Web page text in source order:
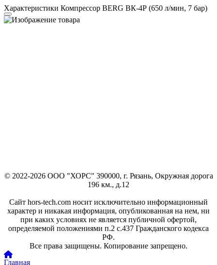
Характеристики Компрессор BERG ВК-4Р (650 л/мин, 7 бар)
© 2022-2026 ООО "ХОРС" 390000, г. Рязань, Окружная дорога
196 км., д.12
Сайт hors-tech.com носит исключительно информационный
характер и никакая информация, опубликованная на нем, ни
при каких условиях не является публичной офертой,
определяемой положениями п.2 с.437 Гражданского кодекса
РФ.
Все права защищены. Копирование запрещено.
Главная